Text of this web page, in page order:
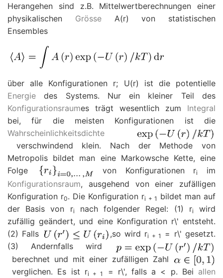
Herangehen sind z.B. Mittelwertberechnungen einer
physikalischen Grösse A(r) von statistischen
Ensembles
über alle Konfigurationen r; U(r) ist die potentielle
Energie des Systems. Nur ein kleiner Teil des
Konfigurationsraumes trägt wesentlich zum Integral
bei, für die meisten Konfigurationen ist die
Wahrscheinlichkeitsdichte
verschwindend klein. Nach der Methode von
Metropolis bildet man eine Markowsche Kette, eine
Folge
von Konfigurationen ri
im
Konfigurationsraum, ausgehend von einer zufälligen
Konfiguration r0. Die Konfiguration ri + 1 bildet man auf
der Basis von ri nach folgender Regel: (1) ri
wird
zufällig geändert, und eine Konfiguration r\' entsteht.
(2) Falls
,so wird ri + 1 = r\' gesetzt.
(3) Andernfalls wird
berechnet und mit einer zufälligen Zahl
verglichen. Es ist ri + 1 = r\', fallsa < p. Bei allen